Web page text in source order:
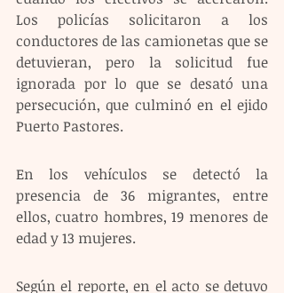
Los policías solicitaron a los
conductores de las camionetas que se
detuvieran, pero la solicitud fue
ignorada por lo que se desató una
persecución, que culminó en el ejido
Puerto Pastores.
En los vehículos se detectó la
presencia de 36 migrantes, entre
ellos, cuatro hombres, 19 menores de
edad y 13 mujeres.
Según el reporte, en el acto se detuvo